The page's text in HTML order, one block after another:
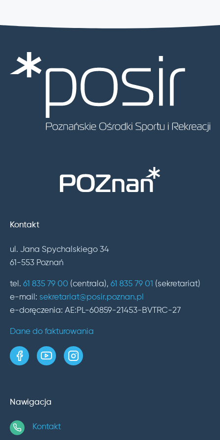
Kontakt
ul. Jana Spychalskiego 34
61-553 Poznań
tel. 61 835 79 00 (centrala), 61 835 79 01 (sekretariat)
e-mail: sekretariat@posir.poznan.pl
e-doręczenia: AE:PL-60859-21453-BVTRC-27
Dane do fakturowania
strona w serwisie Facebook
kanał w serwisie YouTube
profil w serwisie Instagram
Nawigacja
Kontakt